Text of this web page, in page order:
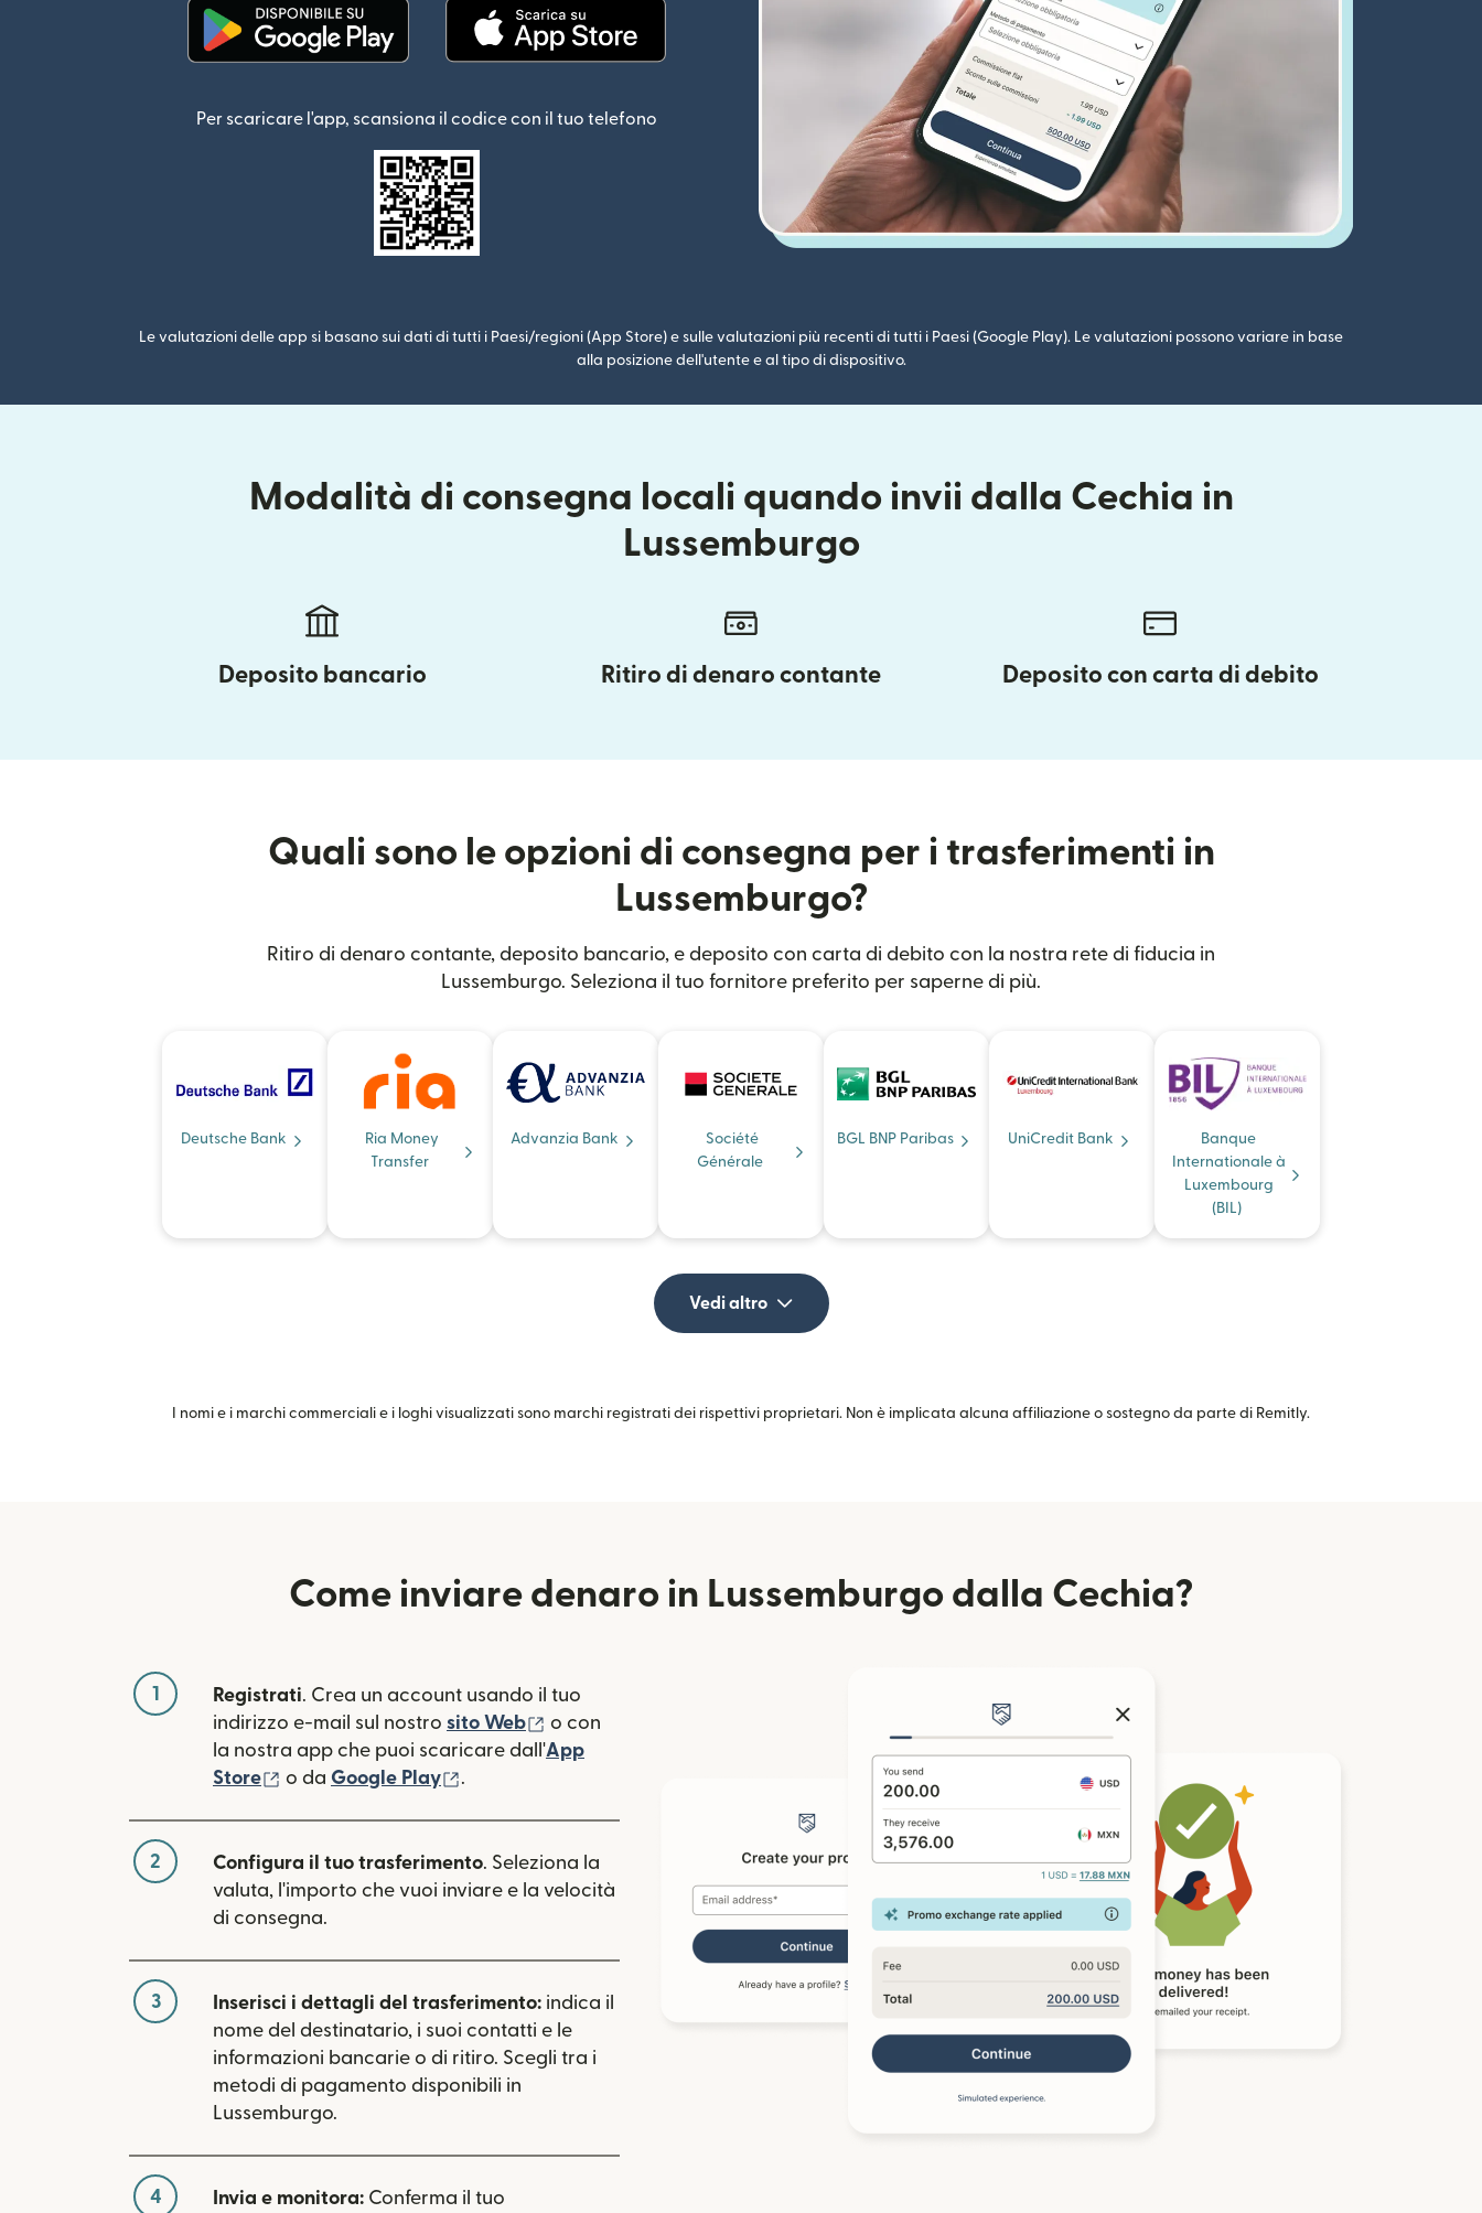
Per scaricare l'app, scansiona il codice con il tuo telefono
Le valutazioni delle app si basano sui dati di tutti i Paesi/regioni (App Store) e sulle valutazioni più recenti di tutti i Paesi (Google Play). Le valutazioni possono variare in base
alla posizione dell'utente e al tipo di dispositivo.
Modalità di consegna locali quando invii dalla Cechia in
Lussemburgo
Deposito bancario Ritiro di denaro contante Deposito con carta di debito
Quali sono le opzioni di consegna per i trasferimenti in
Lussemburgo?
Ritiro di denaro contante, deposito bancario, e deposito con carta di debito con la nostra rete di fiducia in
Lussemburgo. Seleziona il tuo fornitore preferito per saperne di più.
Deutsche Bank
Ria Money
Transfer
Advanzia Bank
Société
Générale
BGL BNP Paribas UniCredit Bank
Banque
Internationale à
Luxembourg
(BIL)
Vedi altro
I nomi e i marchi commerciali e i loghi visualizzati sono marchi registrati dei rispettivi proprietari. Non è implicata alcuna affiliazione o sostegno da parte di Remitly.
Come inviare denaro in Lussemburgo dalla Cechia?
1 Registrati. Crea un account usando il tuo
indirizzo e-mail sul nostro sito Web (si apre in una nuova finestra)
o con
la nostra app che puoi scaricare dall'App
Store
(si apre in una nuova finestra)
o da Google Play .
2 Configura il tuo trasferimento. Seleziona la
valuta, l'importo che vuoi inviare e la velocità
di consegna.
3 Inserisci i dettagli del trasferimento: indica il
nome del destinatario, i suoi contatti e le
informazioni bancarie o di ritiro. Scegli tra i
metodi di pagamento disponibili in
Lussemburgo.
4 Invia e monitora: Conferma il tuo